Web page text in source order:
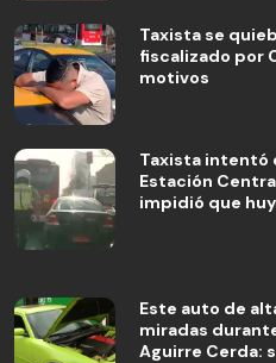
Taxista se
fiscalizado por
motivos
Taxista intentó
Estación
impidió que
Este auto de
miradas
Aguirre Cerda: